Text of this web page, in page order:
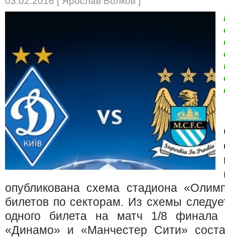
опубликована схема стадиона
билетов по секторам. Из схемы
одного билета на матч 1/8 финала
«Динамо» и «Манчестер Сити»